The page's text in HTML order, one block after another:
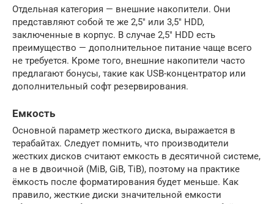
Отдельная категория — внешние накопители. Они
представляют собой те же 2,5″ или 3,5″ HDD,
заключенные в корпус. В случае 2,5″ HDD есть
преимущество — дополнительное питание чаще всего
не требуется. Кроме того, внешние накопители часто
предлагают бонусы, такие как USB-концентратор или
дополнительный софт резервирования.
Емкость
Основной параметр жесткого диска, выражается в
терабайтах. Следует помнить, что производители
жестких дисков считают емкость в десятичной системе,
а не в двоичной (MiB, GiB, TiB), поэтому на практике
ёмкость после форматирования будет меньше. Как
правило, жесткие диски значительной емкости